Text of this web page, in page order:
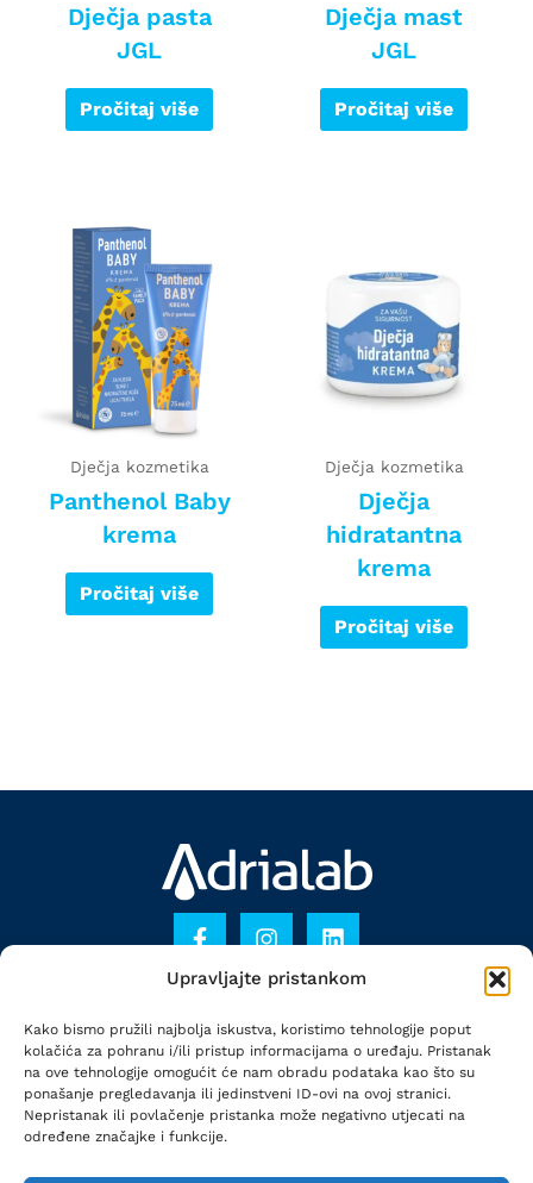
Upravljajte pristankom
Kako bismo pružili najbolja iskustva, koristimo tehnologije poput
kolačića za pohranu i/ili pristup informacijama o uređaju. Pristanak
na ove tehnologije omogućit će nam obradu podataka kao što su
ponašanje pregledavanja ili jedinstveni ID-ovi na ovoj stranici.
Nepristanak ili povlačenje pristanka može negativno utjecati na
određene značajke i funkcije.
Dječja pasta
JGL
Pročitaj više
Dječja mast
JGL
Pročitaj više
Dječja kozmetika
Panthenol Baby
krema
Pročitaj više
Dječja kozmetika
Dječja
hidratantna
krema
Pročitaj više
KONTAKT
PRAVILA PRIVATNOSTI
POLITIKA KOLAČIĆA